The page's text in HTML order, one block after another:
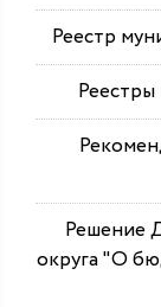
Реестр
Решение
округа "О